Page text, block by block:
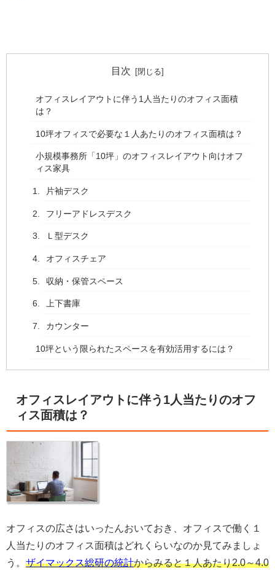
目次
オフィスレイアウトに伴う1人当たりのオフィス面積
は？
10坪オフィスで必要な１人あたりのオフィス面積は？
小規模事務所「10坪」のオフィスレイアウト向けオフ
ィス家具
片袖デスク
フリーアドレスデスク
Ｌ型デスク
オフィスチェア
収納・保管スペース
上下書庫
カウンター
10坪という限られたスペースを有効活用するには？
オフィスレイアウトに伴う1人当たりのオフ
ィス面積は？
オフィスの広さはいったんおいておき、オフィスで働く１
人当たりのオフィス面積はどれくらいなのか見てみましょ
う。 ザイマックス総研の統計からみると１人あたり2.0～4.0